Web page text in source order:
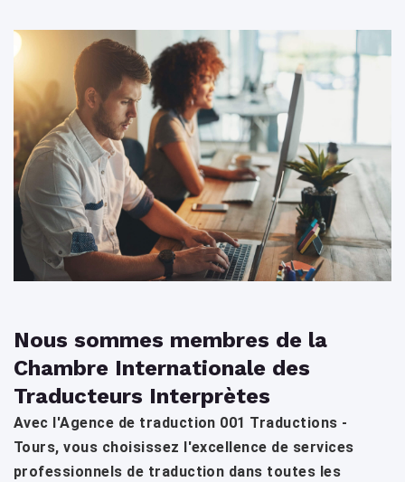
Nous sommes membres de la
Chambre Internationale des
Traducteurs Interprètes
Avec l'Agence de traduction 001 Traductions -
Tours, vous choisissez l'excellence de services
professionnels de traduction dans toutes les